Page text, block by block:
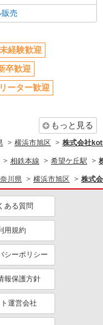
煙
給
取得実績あり
家族・役職・インセン
代～）活躍中
あり
販売
未経験歓迎
卒歓迎
ーター歓迎
もっと見る
横浜市旭区 株式会社
相鉄本線 希望ケ丘駅
川県 横浜市旭区 株式
ある質問
用規約
シーポリシー
報保護方針
運営会社